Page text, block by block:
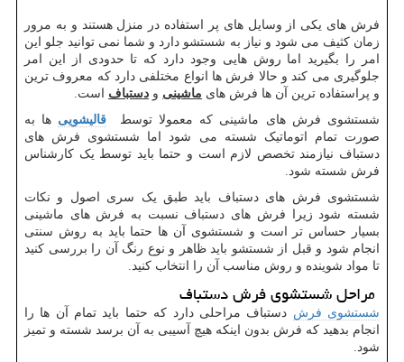
فرش های یکی از وسایل های پر استفاده در منزل هستند و به مرور
زمان کثیف می شود و نیاز به شستشو دارد و شما نمی توانید جلو این
امر را بگیرید اما روش هایی وجود دارد که تا حدودی از این امر
جلوگیری می کند و حالا فرش ها انواع مختلفی دارد که معروف ترین
و پراستفاده ترین آن ها فرش های ماشینی و دستباف است.
شستشوی فرش های ماشینی که معمولا توسط
قالیشویی ها به
صورت تمام اتوماتیک شسته می شود اما شستشوی فرش های
دستباف نیازمند تخصص لازم است و حتما باید توسط یک کارشناس
فرش شسته شود.
شستشوی فرش های دستباف باید طبق یک سری اصول و نکات
شسته شود زیرا فرش های دستباف نسبت به فرش های ماشینی
بسیار حساس تر است و شستشوی آن ها حتما باید به روش سنتی
انجام شود و قبل از شستشو باید ظاهر و نوع رنگ آن را بررسی کنید
تا مواد شوینده و روش مناسب آن را انتخاب کنید.
مراحل شستشوی فرش دستباف
شستشوی فرش دستباف مراحلی دارد که حتما باید تمام آن ها را
انجام بدهید که فرش بدون اینکه هیچ آسیبی به آن برسد شسته و تمیز
شود.